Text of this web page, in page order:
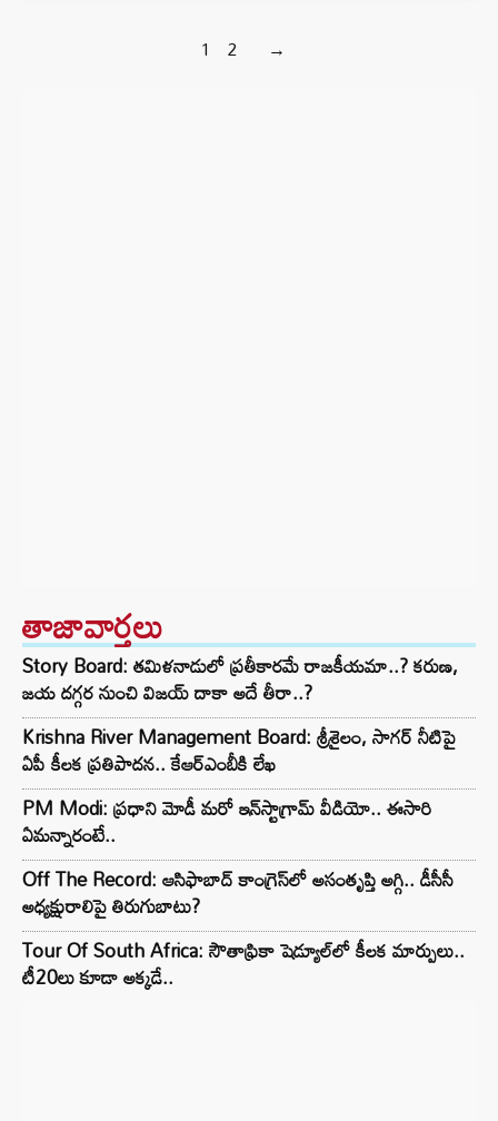
1 2 →
తాజావార్తలు
Story Board: తమిళనాడులో ప్రతీకారమే రాజకీయమా..? కరుణ,
జయ దగ్గర నుంచి విజయ్ దాకా అదే తీరా..?
Krishna River Management Board: శ్రీశైలం, సాగర్ నీటిపై
ఏపీ కీలక ప్రతిపాదన.. కేఆర్ఎంబీకి లేఖ
PM Modi: ప్రధాని మోడీ మరో ఇన్‌స్టాగ్రామ్ వీడియో.. ఈసారి
ఏమన్నారంటే..
Off The Record: ఆసిఫాబాద్ కాంగ్రెస్‌లో అసంతృప్తి అగ్గి.. డీసీసీ
అధ్యక్షురాలిపై తిరుగుబాటు?
Tour Of South Africa: సౌతాఫ్రికా షెడ్యూల్‌లో కీలక మార్పులు..
టీ20లు కూడా అక్కడే..